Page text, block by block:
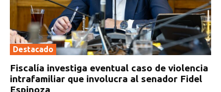
Destacado
Fiscalía investiga eventual caso de violencia
intrafamiliar que involucra al senador Fidel
Espinoza